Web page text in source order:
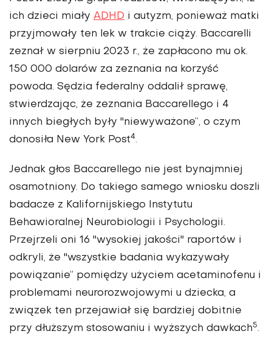
ich dzieci miały ADHD i autyzm, ponieważ matki
przyjmowały ten lek w trakcie ciąży. Baccarelli
zeznał w sierpniu 2023 r., że zapłacono mu ok.
150 000 dolarów za zeznania na korzyść
powoda. Sędzia federalny oddalił sprawę,
stwierdzając, że zeznania Baccarellego i 4
innych biegłych były "niewyważone”, o czym
donosiła New York Post4.
Jednak głos Baccarellego nie jest bynajmniej
osamotniony. Do takiego samego wniosku doszli
badacze z Kalifornijskiego Instytutu
Behawioralnej Neurobiologii i Psychologii.
Przejrzeli oni 16 "wysokiej jakości" raportów i
odkryli, że "wszystkie badania wykazywały
powiązanie” pomiędzy użyciem acetaminofenu i
problemami neurorozwojowymi u dziecka, a
związek ten przejawiał się bardziej dobitnie
przy dłuższym stosowaniu i wyższych dawkach5.